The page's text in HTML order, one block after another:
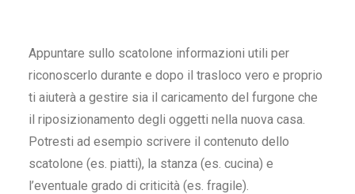
Appuntare sullo scatolone informazioni utili per
riconoscerlo durante e dopo il trasloco vero e proprio
ti aiuterà a gestire sia il caricamento del furgone che
il riposizionamento degli oggetti nella nuova casa.
Potresti ad esempio scrivere il contenuto dello
scatolone (es. piatti), la stanza (es. cucina) e
l’eventuale grado di criticità (es. fragile).